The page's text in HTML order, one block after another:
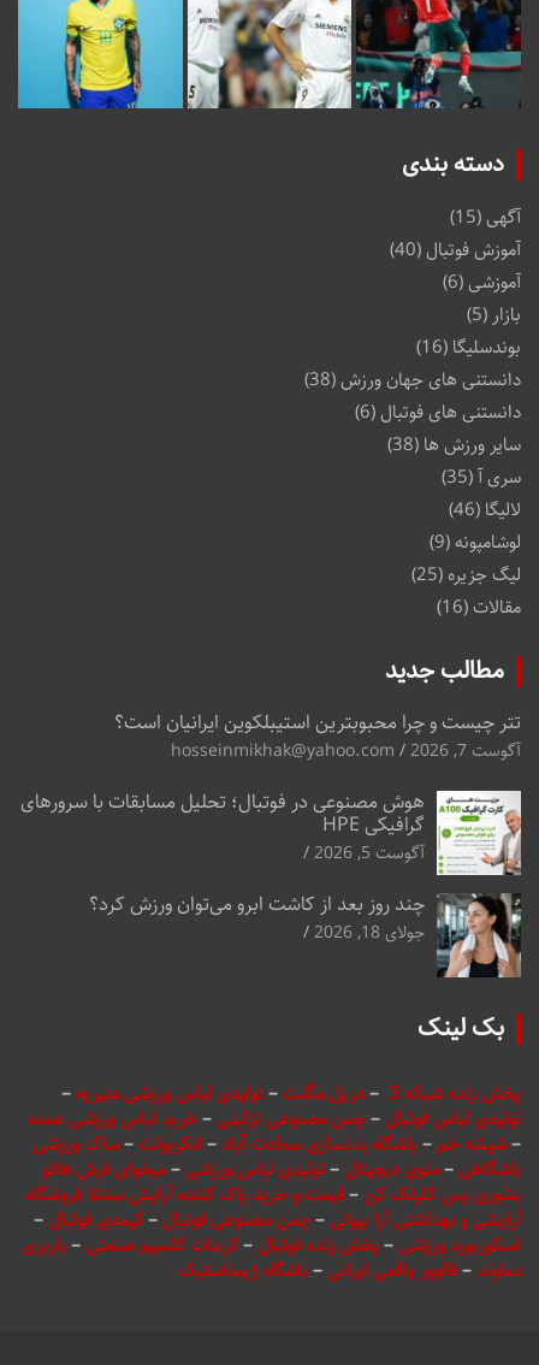
دسته بندی
آگهی(15)
آموزش فوتبال (40)
آموزشی(6)
بازار (5)
بوندسلیگا (16)
دانستنی های جهان ورزش(38)
دانستنی های فوتبال (6)
سایر ورزش ها (38)
سری آ(35)
لالیگا (46)
لوشامپونه(9)
لیگ جزیره (25)
مقالات(16)
مطالب جدید
تتر چیست و چرا محبوبترین استیبلکوین ایرانیان است؟
آگوست 7, 2026 hosseinmikhak@yahoo.com
هوش مصنوعی در فوتبال؛ تحلیل مسابقات با سرورهای
گرافیکی HPE
آگوست 5, 2026
چند روز بعد از کاشت ابرو می‌توان ورزش کرد؟
جولای 18, 2026
بک لینک
پخش زنده شبکه 3 –دریل مگنت–تولیدی لباس ورزشی منیریه–
تولیدی لباس فوتبال –چمن مصنوعی تزئینی –خرید لباس ورزشی عمده
–شیشه خم–باشگاه بدنسازی سعادت آباد – انکربولت–ساک ورزشی
باشگاهی –منوی دیجیتال –تولیدی لباس ورزشی –میخوای فرش هاتو
بشوری پس کلیلک کن –قیمت و خرید پاک کننده آرایش سنتلا فروشگاه
آرایشی و بهداشتی آرا بیوتی –چمن مصنوعی فوتبال –کیمدی فوتبال –
اسکوربورد ورزشی –پخش زنده فوتبال –کربنات کلسیم صنعتی –باربری
دماوند–فالوور واقعی ایرانی –باشگاه ژیمناستیک